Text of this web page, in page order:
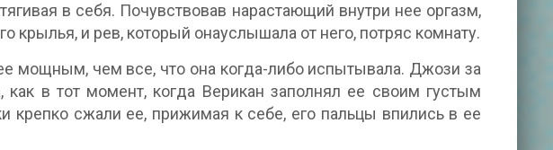
в себя. Почувствовав нарастающий внутри нее оргазм,
крылья, и рев, который онауслышала от него, потряс комнату.
мощным, чем все, что она когда-либо испытывала. Джози за
в тот момент, когда Верикан заполнял ее своим густым
крепко сжали ее, прижимая к себе, его пальцы впились в ее